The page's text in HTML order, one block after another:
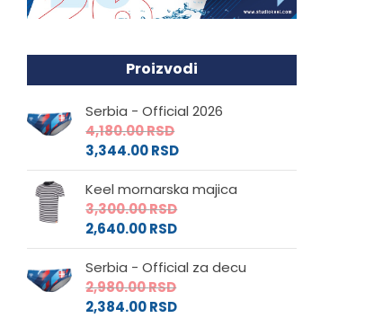
Proizvodi
Serbia - Official 2026
4,180.00RSD
3,344.00RSD
Keel mornarska majica
3,300.00RSD
2,640.00RSD
Serbia - Official za decu
2,980.00RSD
2,384.00RSD